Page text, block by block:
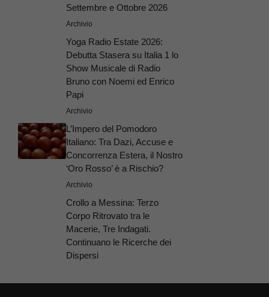
Settembre e Ottobre 2026
Archivio
Yoga Radio Estate 2026:
Debutta Stasera su Italia 1 lo
Show Musicale di Radio
Bruno con Noemi ed Enrico
Papi
Archivio
L’Impero del Pomodoro
Italiano: Tra Dazi, Accuse e
Concorrenza Estera, il Nostro
‘Oro Rosso’ è a Rischio?
Archivio
Crollo a Messina: Terzo
Corpo Ritrovato tra le
Macerie, Tre Indagati.
Continuano le Ricerche dei
Dispersi